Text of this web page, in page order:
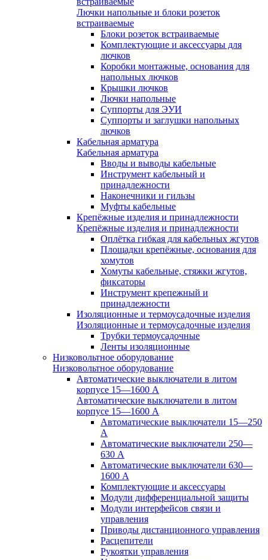
Лючки напольные и блоки розеток
встраиваемые
Блоки розеток встраиваемые
Комплектующие и аксессуары для
лючков
Коробки монтажные, основания для
напольных лючков
Крышки лючков
Лючки напольные
Суппорты для ЭУИ
Суппорты и заглушки напольных
лючков
Кабельная арматура
Кабельная арматура
Вводы и выводы кабельные
Инструмент кабельный и
принадлежности
Наконечники и гильзы
Муфты кабельные
Крепёжные изделия и принадлежности
Крепёжные изделия и принадлежности
Оплётка гибкая для кабельных жгутов
Площадки крепёжные, основания для
хомутов
Хомуты кабельные, стяжки жгутов,
фиксаторы
Инструмент крепежный и
принадлежности
Изоляционные и термоусадочные изделия
Изоляционные и термоусадочные изделия
Трубки термоусадочные
Ленты изоляционные
Низковольтное оборудование
Низковольтное оборудование
Автоматические выключатели в литом
корпусе 15—1600 А
Автоматические выключатели в литом
корпусе 15—1600 А
Автоматические выключатели 15—250
А
Автоматические выключатели 250—
630 А
Автоматические выключатели 630—
1600 А
Комплектующие и аксессуары
Модули дифференциальной защиты
Модули интерфейсов связи и
управления
Приводы дистанционного управления
Расцепители
Рукоятки управления